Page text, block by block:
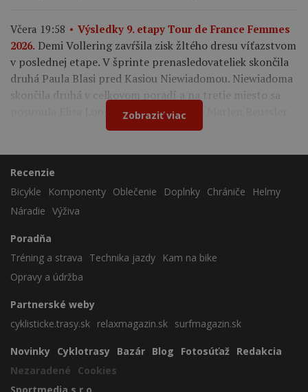
Včera 19:58
Výsledky 9. etapy Tour de France Femmes
2026. Demi Vollering zavŕšila zisk žltého dresu víťazstvom
v poslednej etape. V šprinte prenasledovateliek skončila
druhá Paula Blasi pred Kasiou Niewiadomou. Niewiadoma
skončila druhá v celkovom poradí a na tretie miesto sa
posunula Elisa Longo Borghini po páde Marlen Reussler.
Zobraziť viac
Recenzie
Bicykle
Komponenty Oblečenie Doplnky Chrániče
Helmy
Náradie Výživa
Poradňa
Tréning a strava
Technika jazdy
Kam na bike
Opravy a údržba
Partnerské weby
cyklisticke.trasy.sk relaxmagazin.sk surfmagazin.sk
Novinky Cyklotrasy Bazár Blog Fotosúťaž Redakcia
Nezaradené
Cookies